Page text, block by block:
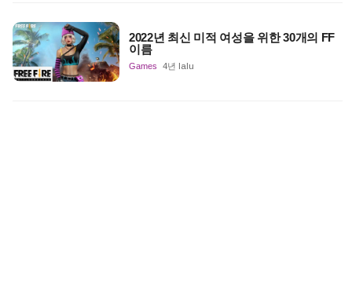
2022년 최신 미적 여성을 위한 30개의 FF
이름
Games 4년 lalu